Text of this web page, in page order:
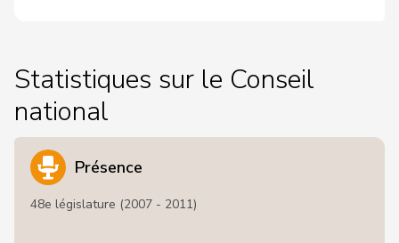
Statistiques sur le Conseil
national
Présence
48e législature (2007 - 2011)